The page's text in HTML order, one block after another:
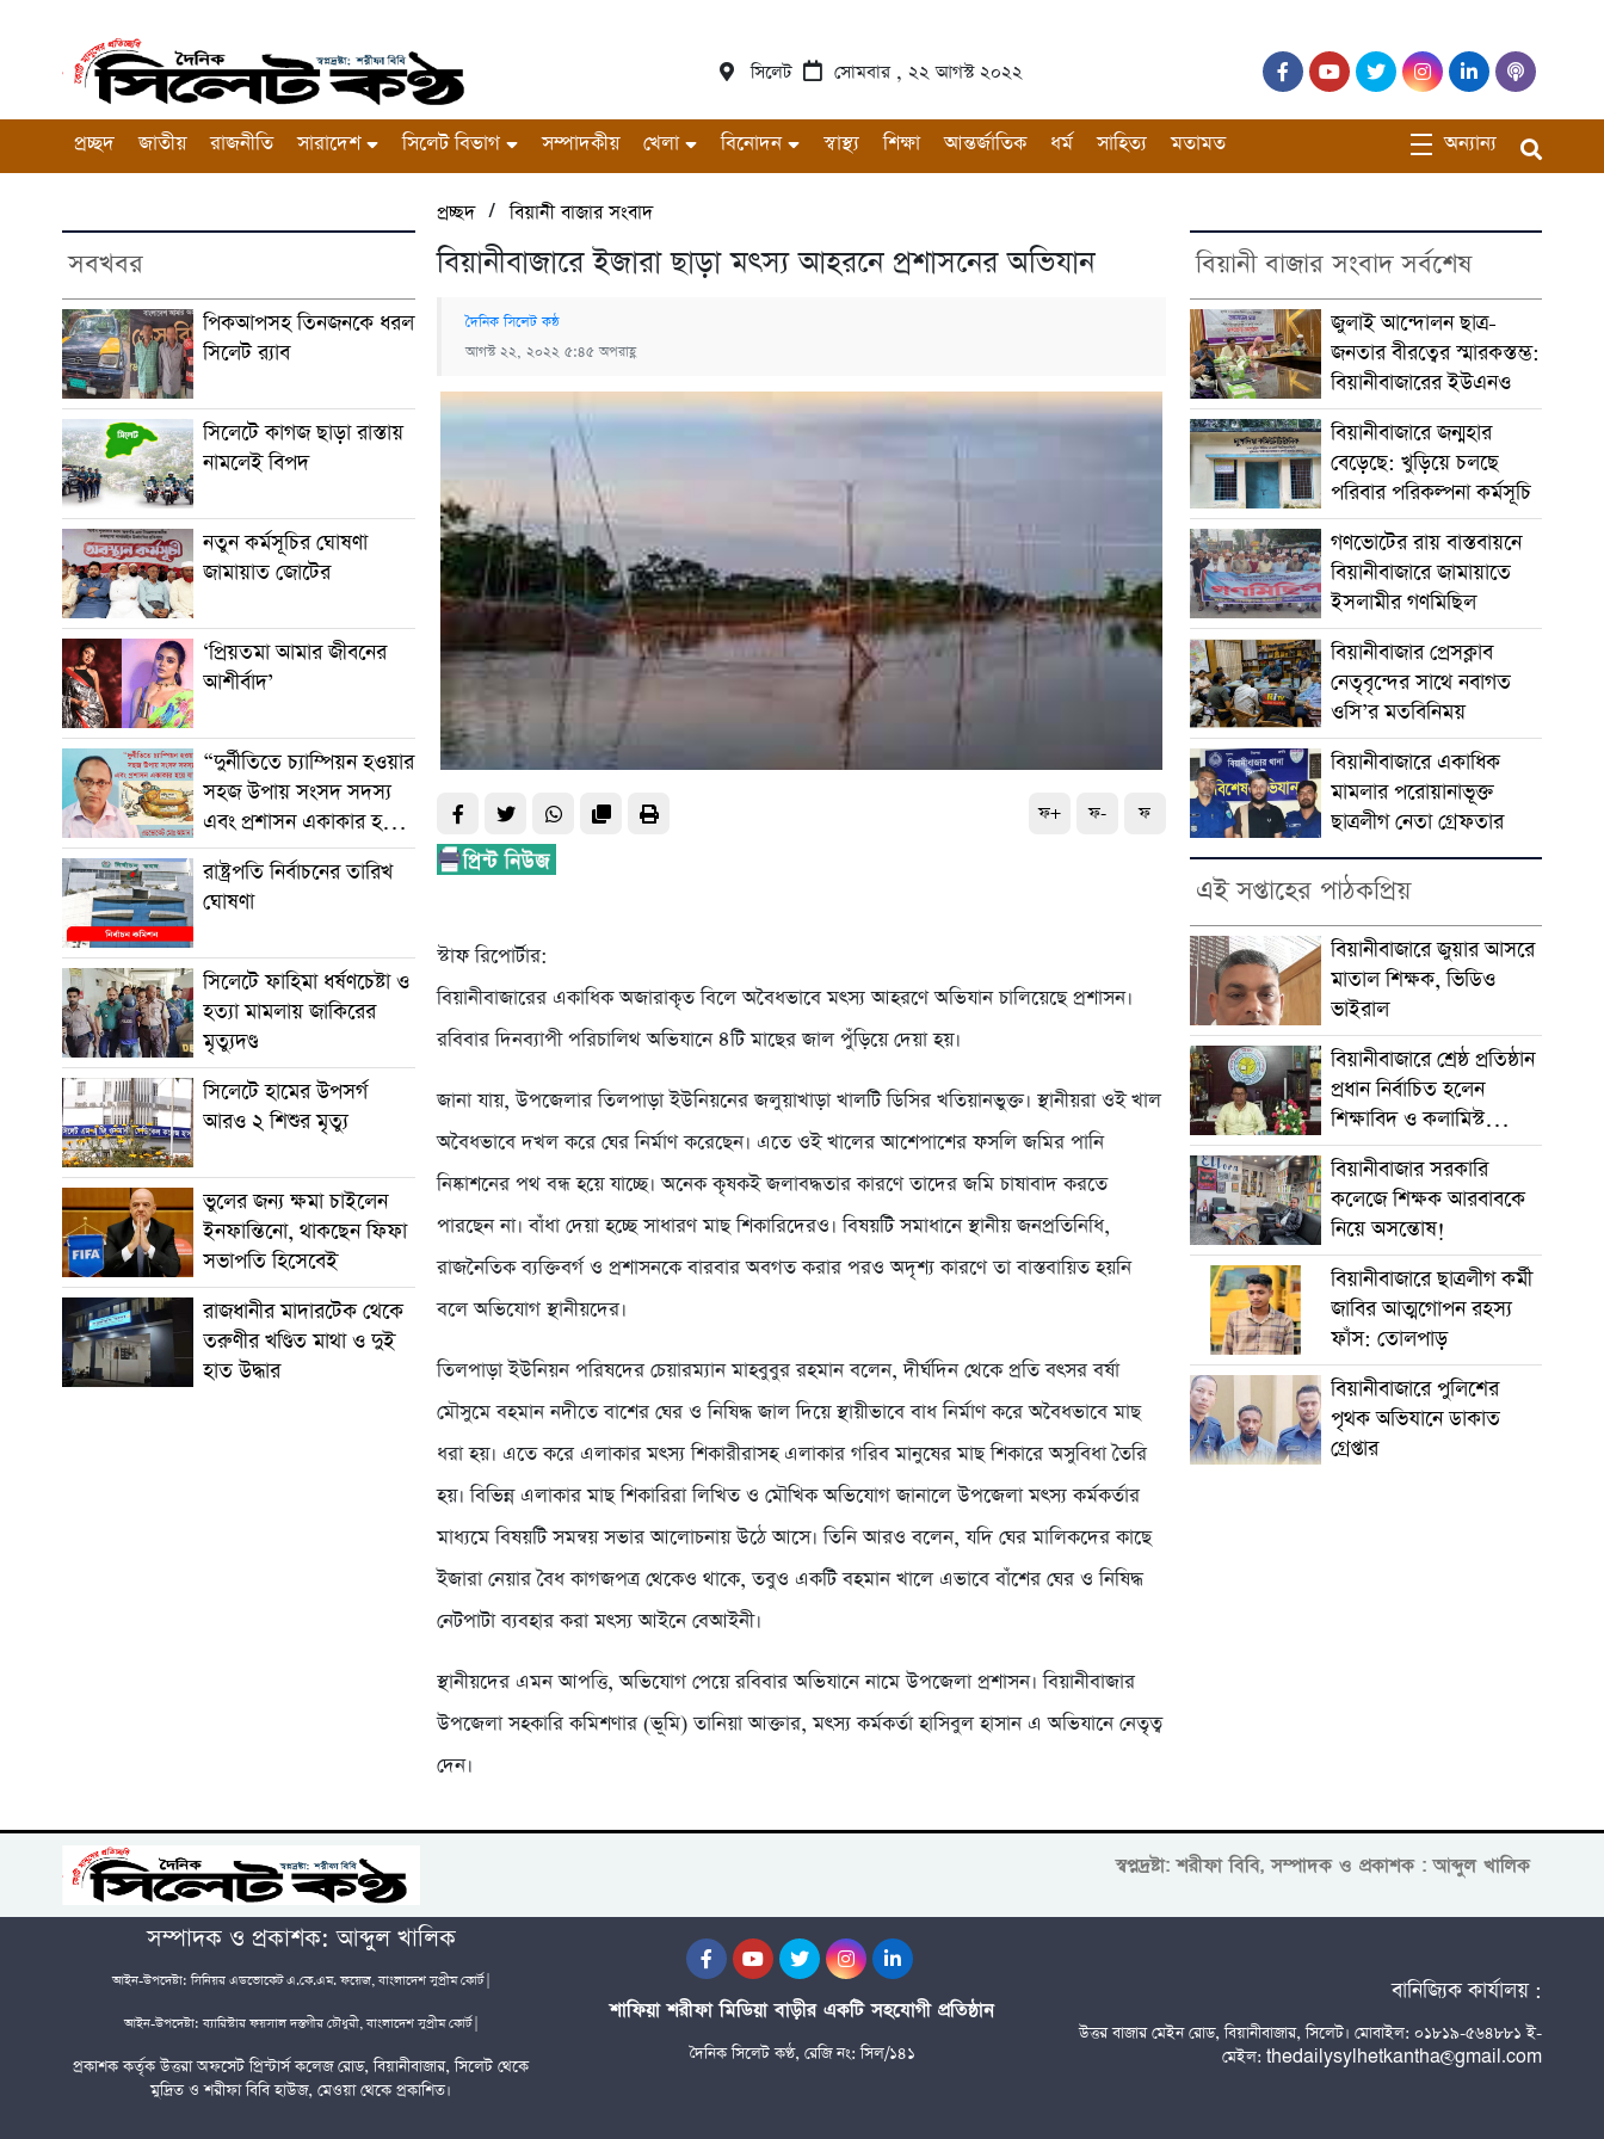
সিলেট সোমবার , ২২ আগস্ট ২০২২
প্রচ্ছদ জাতীয় রাজনীতি সারাদেশ সিলেট বিভাগ সম্পাদকীয় খেলা বিনোদন স্বাস্থ্য শিক্ষা আন্তর্জাতিক ধর্ম সাহিত্য মতামত অন্যান্য
সবখবর
পিকআপসহ তিনজনকে ধরল
সিলেট র‌্যাব
সিলেটে কাগজ ছাড়া রাস্তায়
নামলেই বিপদ
নতুন কর্মসূচির ঘোষণা
জামায়াত জোটের
‘প্রিয়তমা আমার জীবনের
আশীর্বাদ’
“দুর্নীতিতে চ্যাম্পিয়ন হওয়ার
সহজ উপায় সংসদ সদস্য
এবং প্রশাসন একাকার হয়ে
যাওয়া”
রাষ্ট্রপতি নির্বাচনের তারিখ
ঘোষণা
সিলেটে ফাহিমা ধর্ষণচেষ্টা ও
হত্যা মামলায় জাকিরের
মৃত্যুদণ্ড
সিলেটে হামের উপসর্গ
আরও ২ শিশুর মৃত্যু
ভুলের জন্য ক্ষমা চাইলেন
ইনফান্তিনো, থাকছেন ফিফা
সভাপতি হিসেবেই
রাজধানীর মাদারটেক থেকে
তরুণীর খণ্ডিত মাথা ও দুই
হাত উদ্ধার
প্রচ্ছদ/বিয়ানী বাজার সংবাদ
বিয়ানীবাজারে ইজারা ছাড়া মৎস্য আহরনে প্রশাসনের অভিযান
দৈনিক সিলেট কন্ঠ
আগস্ট ২২, ২০২২ ৫:৪৫ অপরাহ্ণ
ফ+ ফ- ফ
স্টাফ রিপোর্টার:
বিয়ানীবাজারের একাধিক অজারাকৃত বিলে অবৈধভাবে মৎস্য আহরণে অভিযান চালিয়েছে প্রশাসন।
রবিবার দিনব্যাপী পরিচালিথ অভিযানে ৪টি মাছের জাল পুঁড়িয়ে দেয়া হয়।
জানা যায়, উপজেলার তিলপাড়া ইউনিয়নের জলুয়াখাড়া খালটি ডিসির খতিয়ানভুক্ত। স্থানীয়রা ওই খাল
অবৈধভাবে দখল করে ঘের নির্মাণ করেছেন। এতে ওই খালের আশেপাশের ফসলি জমির পানি
নিষ্কাশনের পথ বন্ধ হয়ে যাচ্ছে। অনেক কৃষকই জলাবদ্ধতার কারণে তাদের জমি চাষাবাদ করতে
পারছেন না। বাঁধা দেয়া হচ্ছে সাধারণ মাছ শিকারিদেরও। বিষয়টি সমাধানে স্থানীয় জনপ্রতিনিধি,
রাজনৈতিক ব্যক্তিবর্গ ও প্রশাসনকে বারবার অবগত করার পরও অদৃশ্য কারণে তা বাস্তবায়িত হয়নি
বলে অভিযোগ স্থানীয়দের।
তিলপাড়া ইউনিয়ন পরিষদের চেয়ারম্যান মাহবুবুর রহমান বলেন, দীর্ঘদিন থেকে প্রতি বৎসর বর্ষা
মৌসুমে বহমান নদীতে বাশের ঘের ও নিষিদ্ধ জাল দিয়ে স্থায়ীভাবে বাধ নির্মাণ করে অবৈধভাবে মাছ
ধরা হয়। এতে করে এলাকার মৎস্য শিকারীরাসহ এলাকার গরিব মানুষের মাছ শিকারে অসুবিধা তৈরি
হয়। বিভিন্ন এলাকার মাছ শিকারিরা লিখিত ও মৌখিক অভিযোগ জানালে উপজেলা মৎস্য কর্মকর্তার
মাধ্যমে বিষয়টি সমন্বয় সভার আলোচনায় উঠে আসে। তিনি আরও বলেন, যদি ঘের মালিকদের কাছে
ইজারা নেয়ার বৈধ কাগজপত্র থেকেও থাকে, তবুও একটি বহমান খালে এভাবে বাঁশের ঘের ও নিষিদ্ধ
নেটপাটা ব্যবহার করা মৎস্য আইনে বেআইনী।
স্থানীয়দের এমন আপত্তি, অভিযোগ পেয়ে রবিবার অভিযানে নামে উপজেলা প্রশাসন। বিয়ানীবাজার
উপজেলা সহকারি কমিশণার (ভূমি) তানিয়া আক্তার, মৎস্য কর্মকর্তা হাসিবুল হাসান এ অভিযানে নেতৃত্ব
দেন।
বিয়ানী বাজার সংবাদ সর্বশেষ
জুলাই আন্দোলন ছাত্র-
জনতার বীরত্বের স্মারকস্তম্ভ:
বিয়ানীবাজারের ইউএনও
বিয়ানীবাজারে জন্মহার
বেড়েছে: খুড়িয়ে চলছে
পরিবার পরিকল্পনা কর্মসূচি
গণভোটের রায় বাস্তবায়নে
বিয়ানীবাজারে জামায়াতে
ইসলামীর গণমিছিল
বিয়ানীবাজার প্রেসক্লাব
নেতৃবৃন্দের সাথে নবাগত
ওসি’র মতবিনিময়
বিয়ানীবাজারে একাধিক
মামলার পরোয়ানাভূক্ত
ছাত্রলীগ নেতা গ্রেফতার
এই সপ্তাহের পাঠকপ্রিয়
বিয়ানীবাজারে জুয়ার আসরে
মাতাল শিক্ষক, ভিডিও
ভাইরাল
বিয়ানীবাজারে শ্রেষ্ঠ প্রতিষ্ঠান
প্রধান নির্বাচিত হলেন
শিক্ষাবিদ ও কলামিস্ট
আতাউর রহমান
বিয়ানীবাজার সরকারি
কলেজে শিক্ষক আরবাবকে
নিয়ে অসন্তোষ!
বিয়ানীবাজারে ছাত্রলীগ কর্মী
জাবির আত্মগোপন রহস্য
ফাঁস: তোলপাড়
বিয়ানীবাজারে পুলিশের
পৃথক অভিযানে ডাকাত
গ্রেপ্তার
স্বপ্নদ্রষ্টা: শরীফা বিবি, সম্পাদক ও প্রকাশক : আব্দুল খালিক
সম্পাদক ও প্রকাশক: আব্দুল খালিক
আইন-উপদেষ্টা: সিনিয়র এডভোকেট এ.কে.এম. ফয়েজ, বাংলাদেশ সুপ্রীম কোর্ট |
আইন-উপদেষ্টা: ব্যারিস্টার ফয়সাল দস্তগীর চৌধুরী, বাংলাদেশ সুপ্রীম কোর্ট |
প্রকাশক কর্তৃক উত্তরা অফসেট প্রিন্টার্স কলেজ রোড, বিয়ানীবাজার, সিলেট থেকে
মুদ্রিত ও শরীফা বিবি হাউজ, মেওয়া থেকে প্রকাশিত।
শাফিয়া শরীফা মিডিয়া বাড়ীর একটি সহযোগী প্রতিষ্ঠান
দৈনিক সিলেট কণ্ঠ, রেজি নং: সিল/১৪১
বানিজ্যিক কার্যালয় :
উত্তর বাজার মেইন রোড, বিয়ানীবাজার, সিলেট। মোবাইল: ০১৮১৯-৫৬৪৮৮১ ই-
মেইল: thedailysylhetkantha@gmail.com